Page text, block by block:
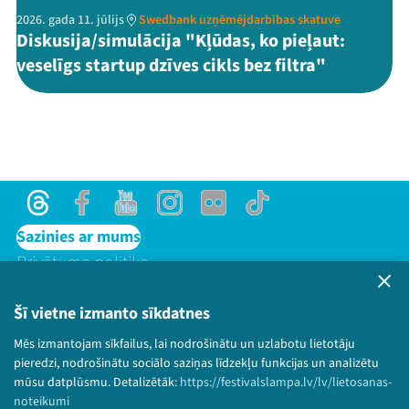
Šī vietne izmanto sīkdatnes
Mēs izmantojam sīkfailus, lai nodrošinātu un uzlabotu lietotāju
pieredzi, nodrošinātu sociālo saziņas līdzekļu funkcijas un analizētu
mūsu datplūsmu. Detalizētāk: https://festivalslampa.lv/lv/lietosanas-
noteikumi
2026. gada 11. jūlijs Swedbank uzņēmējdarbības skatuve
Diskusija/simulācija "Kļūdas, ko pieļaut:
veselīgs startup dzīves cikls bez filtra"
ThreadsFacebookYoutubeInstagram
Flick TikTok
Sazinies ar mums
Privātuma politika
Bērnu aizsardzības politika
© 2026 Sarunu festivāls LAMPA Visas tiesības
paturētas.